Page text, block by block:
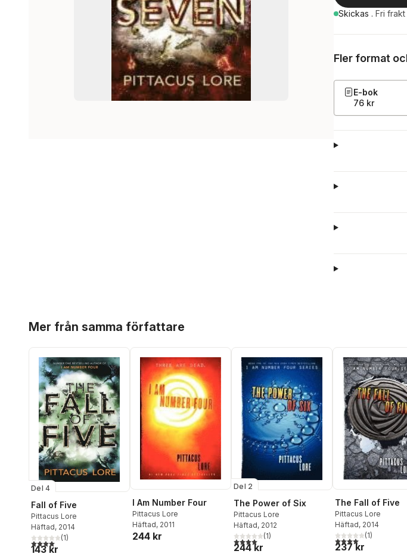
Skickas . Fri
Fler format
E-bok
76 kr
Mer från samma författare
Del 4
Fall of Five
Pittacus Lore
Häftad, 2014
4,0utav 5 stjärnor. Totalt antal röster:
(1)
143 kr
I Am Number Four
Pittacus Lore
Häftad, 2011
244 kr
Del 2
The Power of Six
Pittacus Lore
Häftad, 2012
4,0utav 5 stjärnor. Totalt antal röster:
(1)
244 kr
The Fall of Five
Pittacus Lore
Häftad, 2014
4,0utav 5 stjärnor.
(1)
237 kr